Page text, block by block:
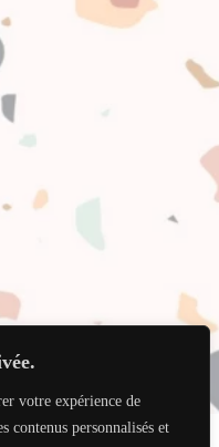
votre expérience de
contenus personnalisés et
Rocks.